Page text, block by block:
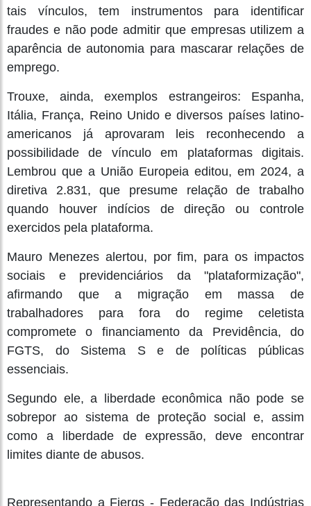
tais vínculos, tem instrumentos para identificar
fraudes e não pode admitir que empresas utilizem a
aparência de autonomia para mascarar relações de
emprego.
Trouxe, ainda, exemplos estrangeiros: Espanha,
Itália, França, Reino Unido e diversos países latino-
americanos já aprovaram leis reconhecendo a
possibilidade de vínculo em plataformas digitais.
Lembrou que a União Europeia editou, em 2024, a
diretiva 2.831, que presume relação de trabalho
quando houver indícios de direção ou controle
exercidos pela plataforma.
Mauro Menezes alertou, por fim, para os impactos
sociais e previdenciários da "plataformização",
afirmando que a migração em massa de
trabalhadores para fora do regime celetista
compromete o financiamento da Previdência, do
FGTS, do Sistema S e de políticas públicas
essenciais.
Segundo ele, a liberdade econômica não pode se
sobrepor ao sistema de proteção social e, assim
como a liberdade de expressão, deve encontrar
limites diante de abusos.
Representando a Fiergs - Federação das Indústrias